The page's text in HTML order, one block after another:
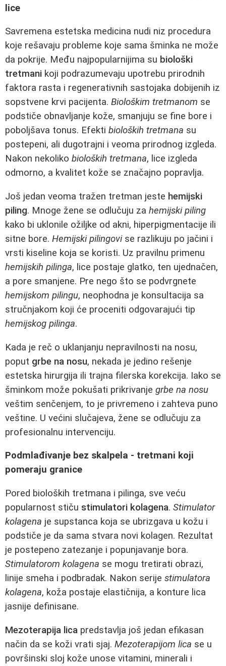
lice
Savremena estetska medicina nudi niz procedura
koje rešavaju probleme koje sama šminka ne može
da pokrije. Među najpopularnijima su biološki
tretmani koji podrazumevaju upotrebu prirodnih
faktora rasta i regenerativnih sastojaka dobijenih iz
sopstvene krvi pacijenta. Biološkim tretmanom se
podstiče obnavljanje kože, smanjuju se fine bore i
poboljšava tonus. Efekti bioloških tretmana su
postepeni, ali dugotrajni i veoma prirodnog izgleda.
Nakon nekoliko bioloških tretmana, lice izgleda
odmorno, a kvalitet kože se značajno popravlja.
Još jedan veoma tražen tretman jeste hemijski
piling. Mnoge žene se odlučuju za hemijski piling
kako bi uklonile ožiljke od akni, hiperpigmentacije ili
sitne bore. Hemijski pilingovise razlikuju po jačini i
vrsti kiseline koja se koristi. Uz pravilnu primenu
hemijskih pilinga, lice postaje glatko, ten ujednačen,
a pore smanjene. Pre nego što se podvrgnete
hemijskom pilingu, neophodna je konsultacija sa
stručnjakom koji će proceniti odgovarajući tip
hemijskog pilinga.
Kada je reč o uklanjanju nepravilnosti na nosu,
poput grbe na nosu, nekada je jedino rešenje
estetska hirurgija ili trajna filerska korekcija. Iako se
šminkom može pokušati prikrivanje grbe na nosu
veštim senčenjem, to je privremeno i zahteva puno
veštine. U većini slučajeva, žene se odlučuju za
profesionalnu intervenciju.
Podmlađivanje bez skalpela - tretmani koji
pomeraju granice
Pored bioloških tretmana i pilinga, sve veću
popularnost stiču stimulatori kolagena. Stimulator
kolagena je supstanca koja se ubrizgava u kožu i
podstiče je da sama stvara novi kolagen. Rezultat
je postepeno zatezanje i popunjavanje bora.
Stimulatorom kolagena se mogu tretirati obrazi,
linije smeha i podbradak. Nakon serije stimulatora
kolagena, koža postaje elastičnija, a konture lica
jasnije definisane.
Mezoterapija lica predstavlja još jedan efikasan
način da se koži vrati sjaj. Mezoterapijom lica se u
površinski sloj kože unose vitamini, minerali i